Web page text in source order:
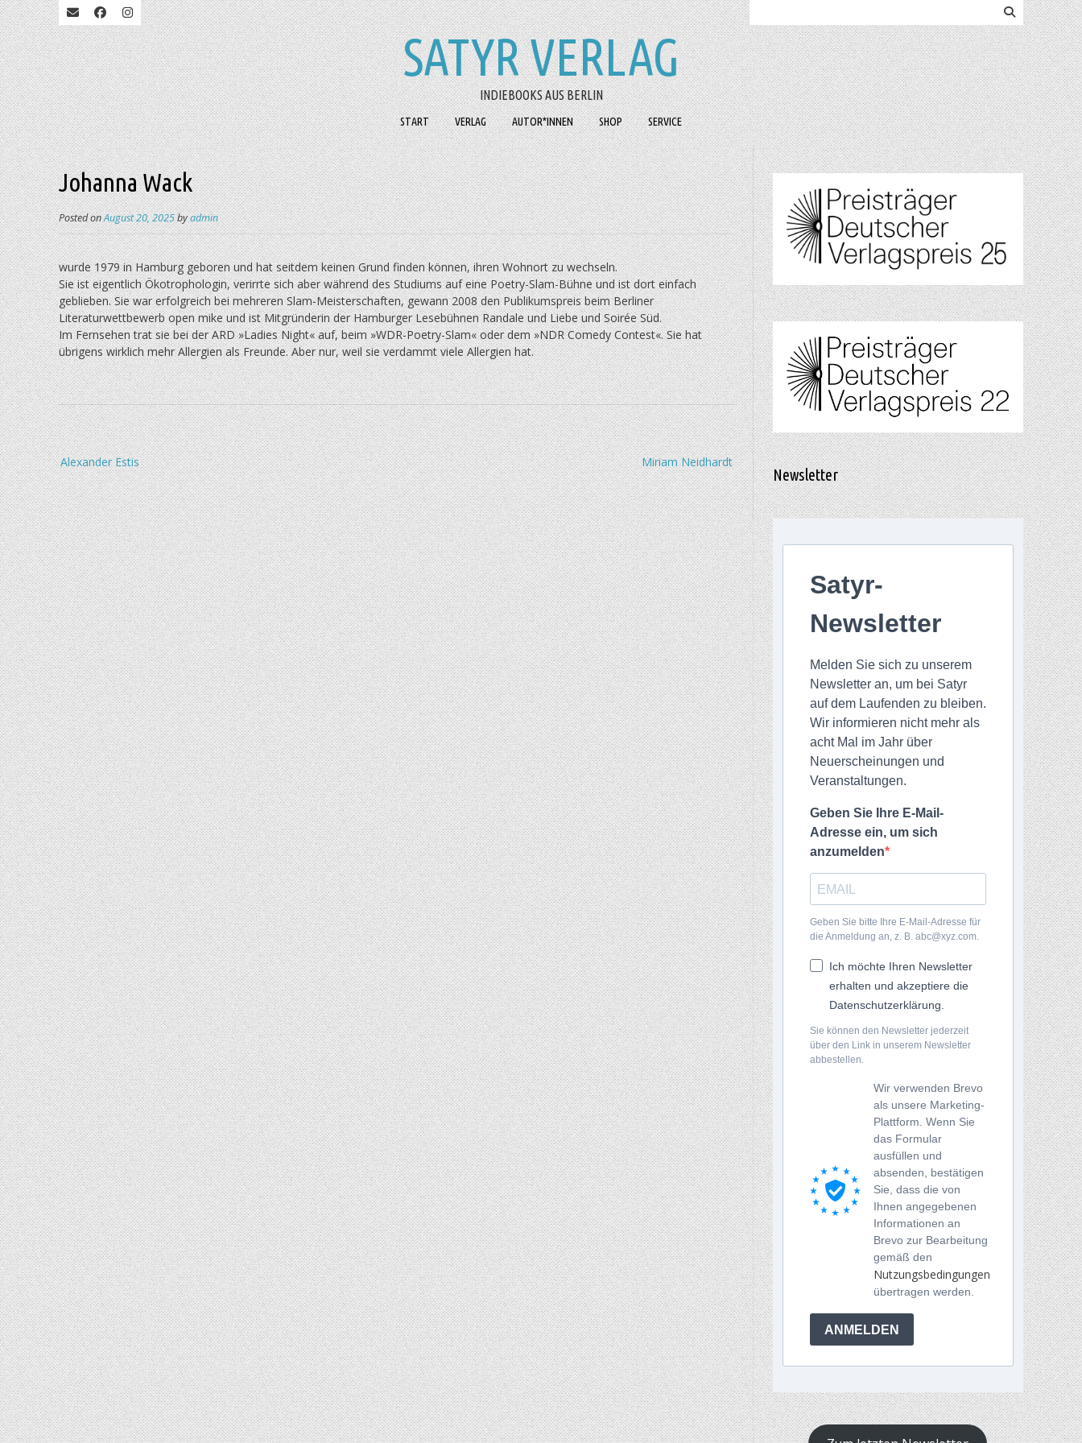
SATYR VERLAG
INDIEBOOKS AUS BERLIN
START VERLAG AUTOR*INNEN SHOP SERVICE
Johanna Wack
Posted onAugust 20, 2025byadmin
wurde 1979 in Hamburg geboren und hat seitdem keinen Grund finden können, ihren Wohnort zu wechseln.
Sie ist eigentlich Ökotrophologin, ver­irrte sich aber während des Studi­ums auf eine Poetry-Slam-Bühne und ist dort einfach
geblieben. Sie war erfolgreich bei mehreren Slam-Meis­ter­schaf­ten, gewann 2008 den Publikumspreis beim Berliner
Literaturwettbewerb open mike und ist Mitgründerin der Hamburger Lesebühnen Randale und Liebe und Soirée Süd.
Im Fernsehen trat sie bei der ARD »Ladies Night« auf, beim »WDR-Poe­try-Slam« oder dem »NDR Comedy Contest«. Sie hat
übrigens wirklich mehr Allergien als Freunde. Aber nur, weil sie verdammt viele Allergien hat.
Beitragsnavigation
Miriam Neidhardt
Alexander Estis
Newsletter
Satyr-
Newsletter
Melden Sie sich zu unserem
Newsletter an, um bei Satyr
auf dem Laufenden zu bleiben.
Wir informieren nicht mehr als
acht Mal im Jahr über
Neuerscheinungen und
Veranstaltungen.
Geben Sie Ihre E-Mail-
Adresse ein, um sich
anzumelden
Geben Sie bitte Ihre E-Mail-Adresse für
die Anmeldung an, z. B. abc@xyz.com.
Ich möchte Ihren Newsletter
erhalten und akzeptiere die
Datenschutzerklärung.
Sie können den Newsletter jederzeit
über den Link in unserem Newsletter
abbestellen.
Wir verwenden Brevo
als unsere Marketing-
Plattform. Wenn Sie
das Formular
ausfüllen und
absenden, bestätigen
Sie, dass die von
Ihnen angegebenen
Informationen an
Brevo zur Bearbeitung
gemäß den
Nutzungsbedingungen
übertragen werden.
ANMELDEN